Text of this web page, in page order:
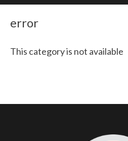
error
This category is not available